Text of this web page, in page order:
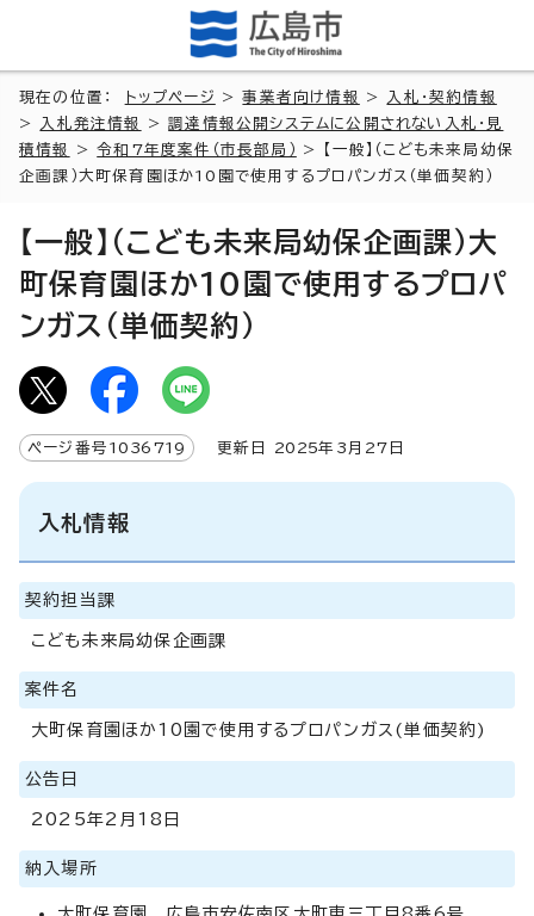
現在の位置： トップページ >事業者向け情報 >
入札・契約情報
>
入札発注情報 >調達情報公開システムに公開されない入札・見
積情報
>令和7年度案件（市長部局）
> 【一般】（こども未来局幼保
企画課）大町保育園ほか10園で使用するプロパンガス（単価契約）
【一般】（こども未来局幼保企画課）大
町保育園ほか10園で使用するプロパ
ンガス（単価契約）
ページ番号 1036719 更新日 2025年3月 27 日
入札情報
契約担当課
こども未来局幼保企画課
案件名
大町保育園ほか10園で使用するプロパンガス(単価契約)
公告日
2025年2月18日
納入場所